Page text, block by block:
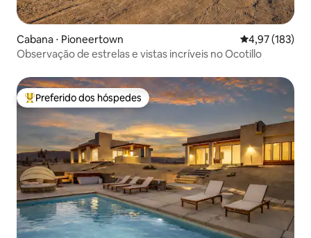
Cabana ⋅ Pioneertown 4,97 de uma
4,97 (183)
Observação de estrelas e vistas incríveis no Ocotillo
Entre os melhores preferidos dos hóspedes
Preferido dos hóspedes